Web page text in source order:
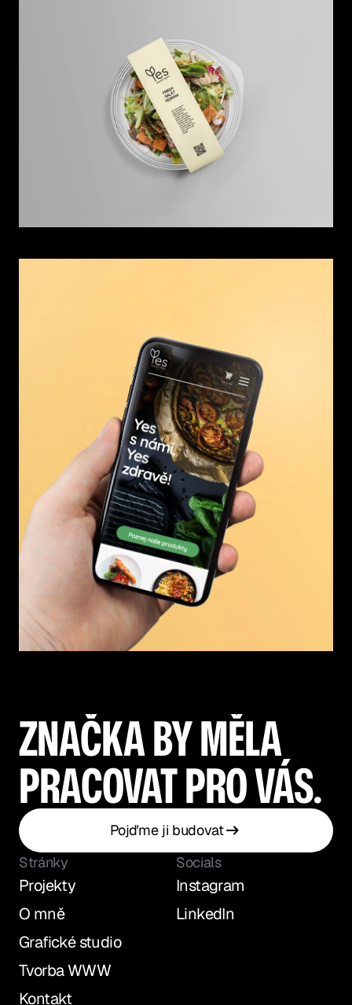
ZNAČKA BY MĚLA
PRACOVAT PRO VÁS.
Pojďme ji budovat
Stránky
Projekty
Projekty
O mně
O mně
Grafické studio
Grafické studio
Tvorba WWW
Tvorba WWW
Kontakt
Socials
Instagram
Instagram
LinkedIn